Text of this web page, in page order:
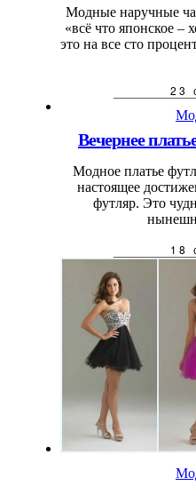
Модные наручные
«всё что японское –
это на все сто
23
Вечернее
Модное платье
настоящее
футляр. Это
18